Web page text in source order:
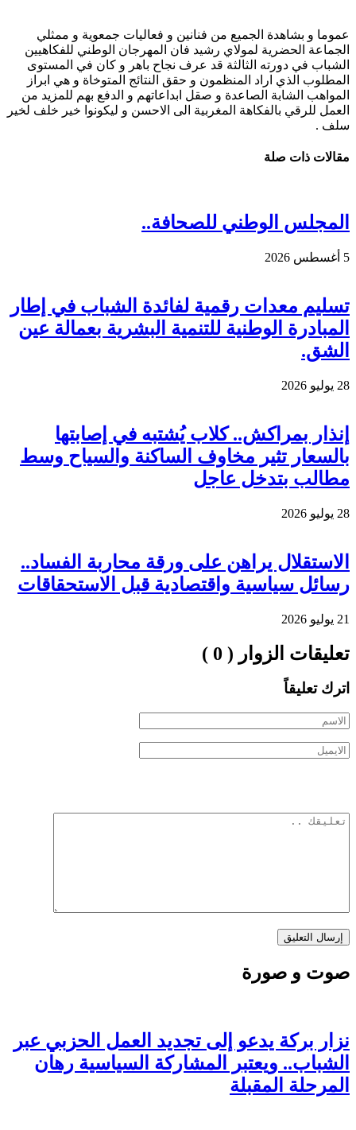
عموما و بشاهدة الجميع من فنانين و فعاليات جمعوية و ممثلي
الجماعة الحضرية لمولاي رشيد فان المهرجان الوطني للفكاهيين
الشباب في دورته الثالثة قد عرف نجاح باهر و كان في المستوى
المطلوب الذي اراد المنظمون و حقق النتائج المتوخاة و هي ابراز
المواهب الشابة الصاعدة و صقل ابداعاتهم و الدفع بهم للمزيد من
العمل للرقي بالفكاهة المغربية الى الاحسن و ليكونوا خير خلف لخير
سلف .
مقالات ذات صلة
المجلس الوطني للصحافة..
5 أغسطس 2026
تسليم معدات رقمية لفائدة الشباب في إطار
المبادرة الوطنية للتنمية البشرية بعمالة عين
الشق.
28 يوليو 2026
إنذار بمراكش.. كلاب يُشتبه في إصابتها
بالسعار تثير مخاوف الساكنة والسياح وسط
مطالب بتدخل عاجل
28 يوليو 2026
الاستقلال يراهن على ورقة محاربة الفساد..
رسائل سياسية واقتصادية قبل الاستحقاقات
21 يوليو 2026
تعليقات الزوار ( 0 )
اترك تعليقاً
صوت و صورة
نزار بركة يدعو إلى تجديد العمل الحزبي عبر
الشباب.. ويعتبر المشاركة السياسية رهان
المرحلة المقبلة